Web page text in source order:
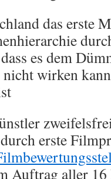
das erste
es dem
wirken
erste
Auftrag aller